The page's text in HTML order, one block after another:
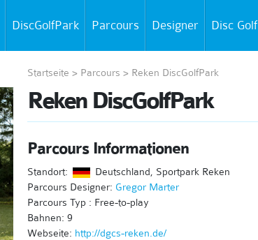
DiscGolfPark Parcours Designer Disc Golf
Startseite > Parcours > Reken DiscGolfPark
Reken DiscGolfPark
Parcours Informationen
Standort:
Deutschland, Sportpark Reken
Parcours Designer: Gregor Marter
Parcours Typ : Free-to-play
Bahnen: 9
Webseite: http://dgcs-reken.de/